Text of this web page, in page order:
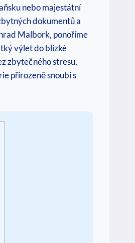
nebo majestátní
dokumentů a
Malbork, ponoříme
výlet do blízké
zbytečného stresu,
přirozeně snoubí s